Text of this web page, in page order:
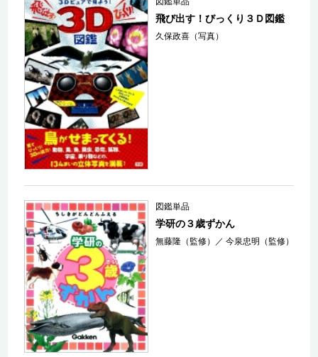
飛び出す！びっくり３Ｄ図鑑
久保政喜（写真）
図鑑単品
学研の３歳ずかん
無藤隆（監修） ／今泉忠明（監修）